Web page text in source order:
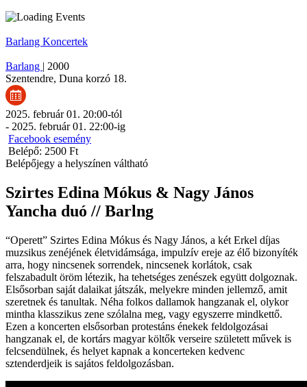
Barlang Koncertek
Barlang | 2000
Szentendre, Duna korzó 18.
2025. február 01. 20:00-tól
- 2025. február 01. 22:00-ig
Facebook esemény
Belépő: 2500 Ft
Belépőjegy a helyszínen váltható
Szirtes Edina Mókus & Nagy János
Yancha duó // Barlng
“Operett” Szirtes Edina Mókus és Nagy János, a két Erkel díjas
muzsikus zenéjének életvidámsága, impulzív ereje az élő bizonyíték
arra, hogy nincsenek sorrendek, nincsenek korlátok, csak
felszabadult öröm létezik, ha tehetséges zenészek együtt dolgoznak.
Elsősorban saját dalaikat játszák, melyekre minden jellemző, amit
szeretnek és tanultak. Néha folkos dallamok hangzanak el, olykor
mintha klasszikus zene szólalna meg, vagy egyszerre mindkettő.
Ezen a koncerten elsősorban protestáns énekek feldolgozásai
hangzanak el, de kortárs magyar költők verseire született művek is
felcsendülnek, és helyet kapnak a koncerteken kedvenc
sztenderdjeik is sajátos feldolgozásban.